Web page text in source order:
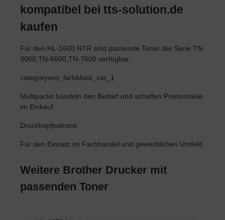
kompatibel bei tts-solution.de
kaufen
Für den HL-1600 NTR sind passende Toner der Serie TN-
3060,TN-6600,TN-7600 verfügbar.
categoryseo_farbblock_var_1
Multipacks bündeln den Bedarf und schaffen Preisvorteile
im Einkauf.
Druckkopfpatrone.
Für den Einsatz im Fachhandel und gewerblichen Umfeld.
Weitere Brother Drucker mit
passenden Toner